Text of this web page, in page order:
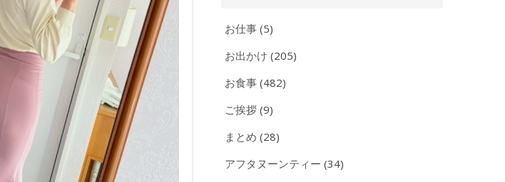
お仕事 (5)
お出かけ (205)
お食事 (482)
ご挨拶 (9)
まとめ (28)
アフタヌーンティー (34)